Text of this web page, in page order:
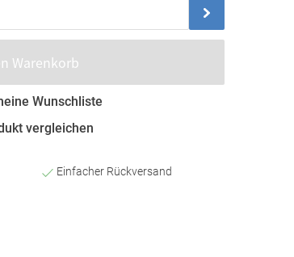
Warenkorb
Wunschliste
vergleichen
Einfacher Rückversand